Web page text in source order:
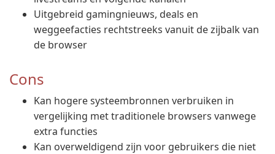
Uitgebreid gamingnieuws, deals en
weggeefacties rechtstreeks vanuit de zijbalk van
de browser
Cons
Kan hogere systeembronnen verbruiken in
vergelijking met traditionele browsers vanwege
extra functies
Kan overweldigend zijn voor gebruikers die niet